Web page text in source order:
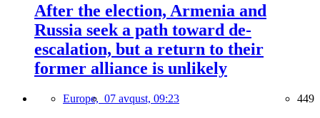
After the election, Armenia and
Russia seek a path toward de-
escalation, but a return to their
former alliance is unlikely
Europe, 07 avqust, 09:23 449